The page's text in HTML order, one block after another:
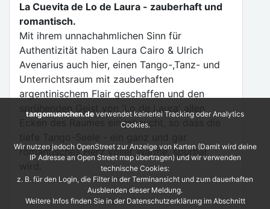
La Cuevita de Lo de Laura - zauberhaft und
romantisch.
Mit ihrem unnachahmlichen Sinn für
Authentizität haben Laura Cairo & Ulrich
Avenarius auch hier, einen Tango-,Tanz- und
Unterrichtsraum mit zauberhaften
argentinischem Flair geschaffen und den
sprühenden Geist von 'Lo de Laura' allen
Ecken des Raumes eingehaucht, so dass die
romantisches Herz voller Wärme, spürbar
tangomuenchen.de verwendet keinerlei Tracking oder Analytics
Cookies.
Wir nutzen jedoch OpenStreet zur Anzeige von Karten (Damit wird deine
IP Adresse an Open Street map übertragen) und wir verwenden
technische Cookies:
z. B. für den Login, die Filter in der Terminansicht und zum dauerhaften
Ausblenden dieser Meldung.
Weitere Infos finden Sie in der Datenschutzerklärung im Abschnitt